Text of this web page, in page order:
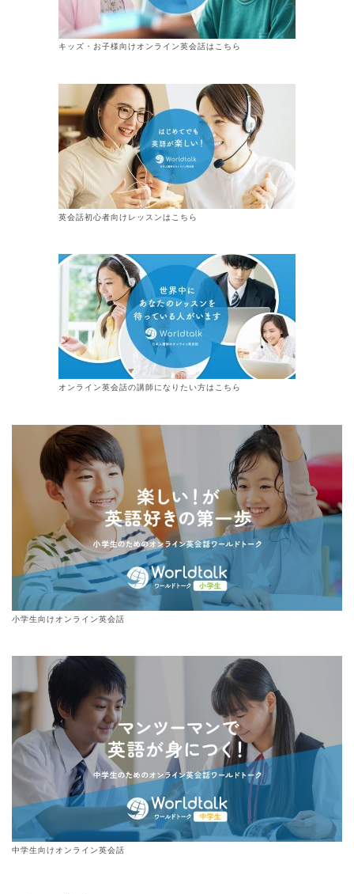
キッズ・お子様向けオンライン英会話はこちら
英会話初心者向けレッスンはこちら
オンライン英会話の講師になりたい方はこちら
小学生向けオンライン英会話
中学生向けオンライン英会話